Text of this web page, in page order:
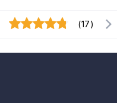
(17)